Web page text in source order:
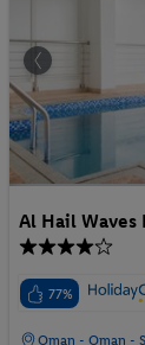
Al Hail Waves
77%
Oman - Oman -